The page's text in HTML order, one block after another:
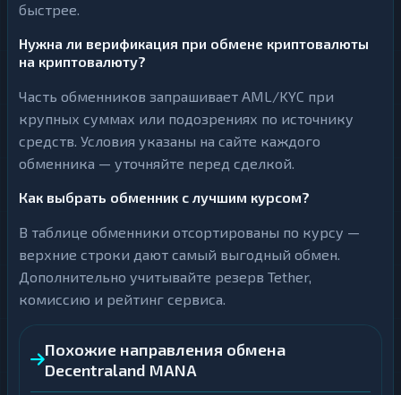
быстрее.
Нужна ли верификация при обмене криптовалюты
на криптовалюту?
Часть обменников запрашивает AML/KYC при
крупных суммах или подозрениях по источнику
средств. Условия указаны на сайте каждого
обменника — уточняйте перед сделкой.
Как выбрать обменник с лучшим курсом?
В таблице обменники отсортированы по курсу —
верхние строки дают самый выгодный обмен.
Дополнительно учитывайте резерв Tether,
комиссию и рейтинг сервиса.
Похожие направления обмена
Decentraland MANA